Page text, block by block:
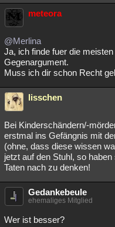
meteora
@Merlina
Ja, ich finde fuer die
Gegenargument.
Muss ich dir schon Recht
lisschen
Bei Kinderschändern/-
erstmal ins Gefängnis mit
(ohne, dass diese wissen
jetzt auf den Stuhl, so
Taten nach zu denken!
Gedankebeule
ehemaliges Mitglied
Wer ist besser?